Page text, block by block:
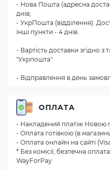
- Нова Пошта (адресна
днів;
- УкрПошта (відділення).
інші пункти - 4 днів.
- Вартість доставки згідно
"Укрпошта"
- Відправлення в день
ОПЛАТА
- Накладений платіж Новою
- Оплата готівкою (в
- Оплата онлайн на сайті
* Без комісії, безпечна
WayForPay